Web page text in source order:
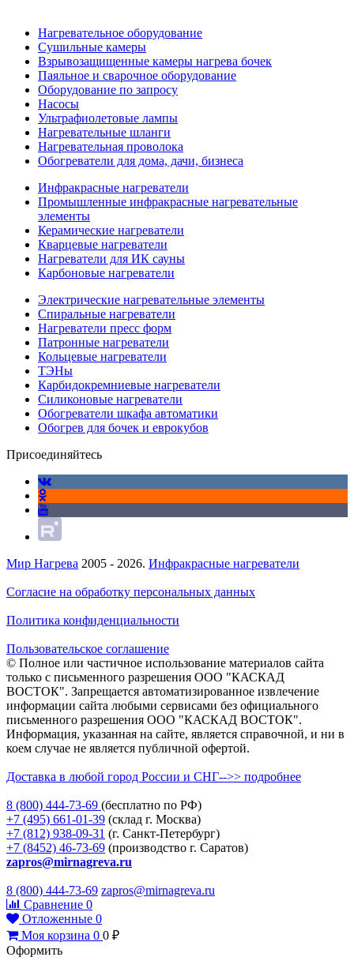
Нагревательное оборудование
Сушильные камеры
Взрывозащищенные камеры нагрева бочек
Паяльное и сварочное оборудование
Оборудование по запросу
Насосы
Ультрафиолетовые лампы
Нагревательные шланги
Нагревательная проволока
Обогреватели для дома, дачи, бизнеса
Инфракрасные нагреватели
Промышленные инфракрасные нагревательные
элементы
Керамические нагреватели
Кварцевые нагреватели
Нагреватели для ИК сауны
Карбоновые нагреватели
Электрические нагревательные элементы
Спиральные нагреватели
Нагреватели пресс форм
Патронные нагреватели
Кольцевые нагреватели
ТЭНы
Карбидокремниевые нагреватели
Силиконовые нагреватели
Обогреватели шкафа автоматики
Обогрев для бочек и еврокубов
Присоединяйтесь
Мир Нагрева 2005 - 2026. Инфракрасные нагреватели
Согласие на обработку персональных данных
Политика конфиденциальности
Пользовательское соглашение
© Полное или частичное использование материалов сайта
только с письменного разрешения ООО "КАСКАД
ВОСТОК". Запрещается автоматизированное извлечение
информации сайта любыми сервисами без официального
письменного разрешения ООО "КАСКАД ВОСТОК".
Информация, указанная на сайте, является справочной, и ни в
коем случае не является публичной офертой.
Доставка в любой город России и СНГ-->> подробнее
8 (800) 444-73-69 (бесплатно по РФ)
+7 (495) 661-01-39 (склад г. Москва)
+7 (812) 938-09-31 (г. Санкт-Петербург)
+7 (8452) 46-73-69 (производство г. Саратов)
zapros@mirnagreva.ru
8 (800) 444-73-69 zapros@mirnagreva.ru
Сравнение 0
Отложенные 0
Моя корзина 0 0 ₽
Оформить